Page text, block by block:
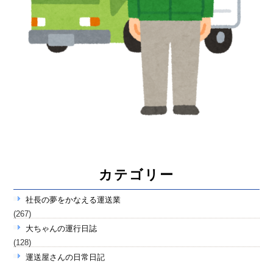
カテゴリー
社長の夢をかなえる運送業
(267)
大ちゃんの運行日誌
(128)
運送屋さんの日常日記